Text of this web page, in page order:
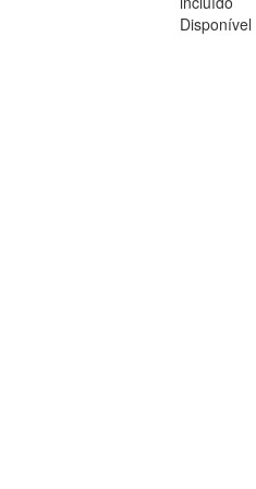
Disponível